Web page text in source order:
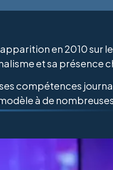
en 2010 sur
et sa présence
compétences
à de